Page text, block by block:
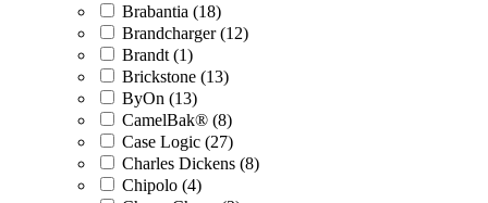
Brabantia (18)
Brandcharger (12)
Brandt (1)
Brickstone (13)
ByOn (13)
CamelBak® (8)
Case Logic (27)
Charles Dickens (8)
Chipolo (4)